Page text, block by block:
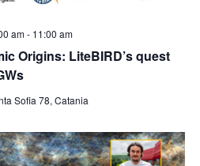
Origins: LiteBIRD’s quest
am- 11:00 am
Sofia 78, Catania